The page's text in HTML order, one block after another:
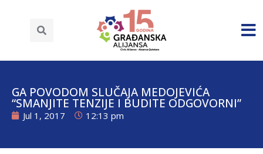
GA POVODOM SLUČAJA MEDOJEVIĆA
“SMANJITE TENZIJE I BUDITE ODGOVORNI”
Jul 1, 2017 12:13 pm